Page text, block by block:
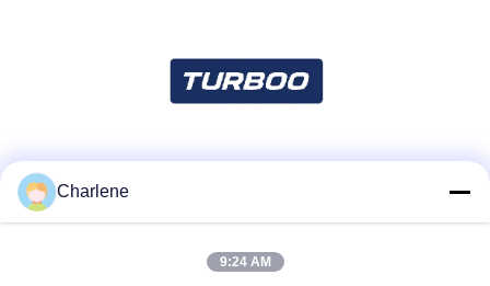
Schnelle Kontaktaufnahme
Charlene
9:24 AM